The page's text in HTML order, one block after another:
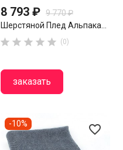
8 793 ₽ 9 770 ₽
Шерстяной Плед Альпака...
     (0)
заказать
favorite_border
-10%